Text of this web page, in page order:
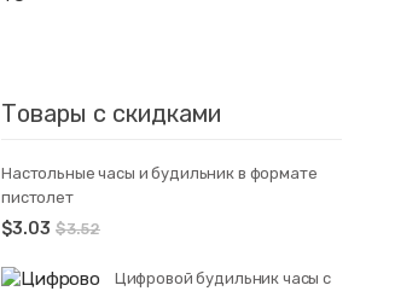
Товары с скидками
Настольные часы и будильник в формате
пистолет
$3.03 $3.52
Цифровой будильник часы с